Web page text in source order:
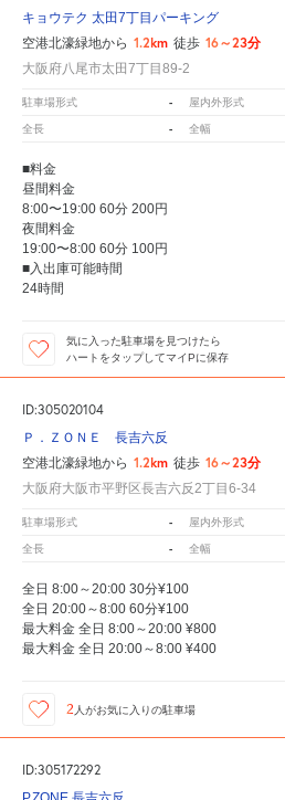
キョウテク 太田7丁目パーキング
空港北濠緑地から 1.2km 徒歩 16～23分
大阪府八尾市太田7丁目89-2
駐車場形式 - 屋内外形式
全長 - 全幅
■料金
昼間料金
8:00〜19:00 60分 200円
夜間料金
19:00〜8:00 60分 100円
■入出庫可能時間
24時間
気に入った駐車場を見つけたら
ハートをタップしてマイPに保存
ID:305020104
Ｐ．ＺＯＮＥ 長吉六反
空港北濠緑地から 1.2km 徒歩 16～23分
大阪府大阪市平野区長吉六反2丁目6-34
駐車場形式 - 屋内外形式
全長 - 全幅
全日 8:00～20:00 30分¥100
全日 20:00～8:00 60分¥100
最大料金 全日 8:00～20:00 ¥800
最大料金 全日 20:00～8:00 ¥400
2 人がお気に入りの駐車場
ID:305172292